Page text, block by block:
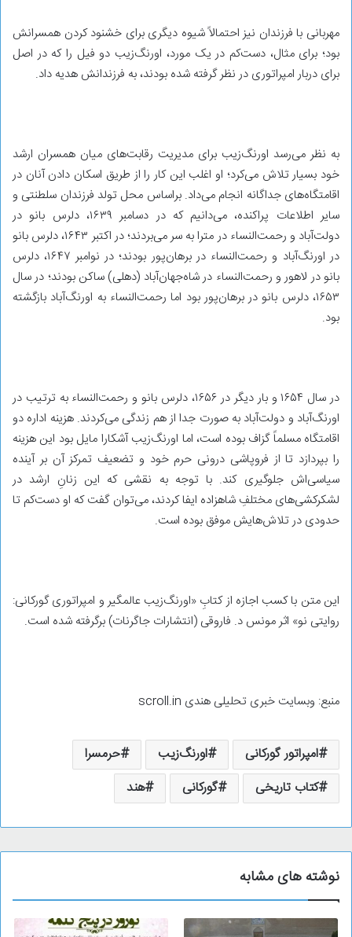
مهربانی با فرزندان نیز احتمالاً شیوه‌ دیگری برای خشنود کردن همسرانش
بود؛ برای مثال، دست‌کم در یک مورد، اورنگ‌زیب دو فیل را که در اصل
برای دربار امپراتوری در نظر گرفته شده بودند، به فرزندانش هدیه داد.
به نظر می‌رسد اورنگ‌زیب برای مدیریت رقابت‌های میان همسران ارشد
خود بسیار تلاش می‌کرد؛ او اغلب این کار را از طریق اسکان دادن آنان در
اقامتگاه‌های جداگانه انجام می‌داد. براساس محل تولد فرزندان سلطنتی و
سایر اطلاعات پراکنده، می‌دانیم که در دسامبر ۱۶۳۹، دلرس بانو در
دولت‌آباد و رحمت‌النساء در مترا به سر می‌بردند؛ در اکتبر ۱۶۴۳، دلرس بانو
در اورنگ‌آباد و رحمت‌النساء در برهان‌پور بودند؛ در نوامبر ۱۶۴۷، دلرس
بانو در لاهور و رحمت‌النساء در شاه‌جهان‌آباد (دهلی) ساکن بودند؛ در سال
۱۶۵۳، دلرس بانو در برهان‌پور بود اما رحمت‌النساء به اورنگ‌آباد بازگشته
بود.
در سال ۱۶۵۴ و بار دیگر در ۱۶۵۶، دلرس بانو و رحمت‌النساء به ترتیب در
اورنگ‌آباد و دولت‌آباد به صورت جدا از هم زندگی می‌کردند. هزینه‌ اداره‌ دو
اقامتگاه مسلماً گزاف بوده است، اما اورنگ‌زیب آشکارا مایل بود این هزینه
را بپردازد تا از فروپاشی درونی حرم خود و تضعیف تمرکز آن بر آینده‌
سیاسی‌اش جلوگیری کند. با توجه به نقشی که این زنانِ ارشد در
لشکرکشی‌های مختلفِ شاهزاده ایفا کردند، می‌توان گفت که او دست‌کم تا
حدودی در تلاش‌هایش موفق بوده است.
این متن با کسب اجازه از کتابِ «اورنگ‌زیب عالمگیر و امپراتوری گورکانی:
روایتی نو» اثر مونس د. فاروقی (انتشارات جاگرنات) برگرفته شده است.
منبع: وبسایت خبری تحلیلی هندی scroll.in
امپراتور گورکانی اورنگ‌زیب
حرمسرا
کتاب تاریخی
گورکانی هند
نوشته های مشابه